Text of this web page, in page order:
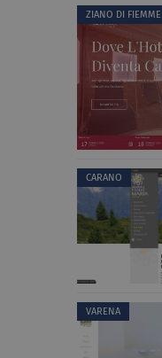
ZIANO DI FIEMME
CARANO
VARENA